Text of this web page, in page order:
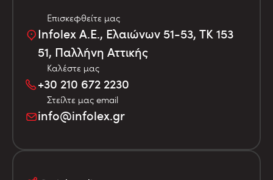
Επισκεφθείτε μας
Infolex Α.Ε., Ελαιώνων 51-53, TK 153
51, Παλλήνη Αττικής
Καλέστε μας
+30 210 672 2230
Στείλτε μας email
info@infolex.gr